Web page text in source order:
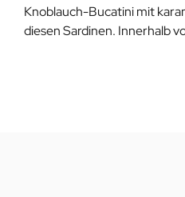
Knoblauch-Bucatini mit
diesen Sardinen. Innerhalb